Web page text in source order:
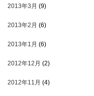
2013年3月 (9)
2013年2月 (6)
2013年1月 (6)
2012年12月 (2)
2012年11月 (4)